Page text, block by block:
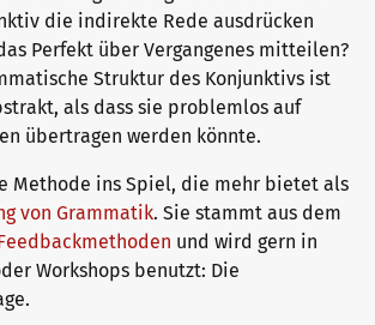
certificates
Portal
die indirekte Rede ausdrücken
Perfekt über Vergangenes mitteilen?
Struktur des Konjunktivs ist
als dass sie problemlos auf
übertragen werden könnte.
Methode ins Spiel, die mehr bietet als
von Grammatik. Sie stammt aus dem
und wird gern in
Workshops benutzt: Die